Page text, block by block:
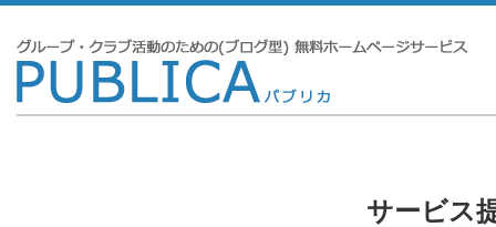
サービス